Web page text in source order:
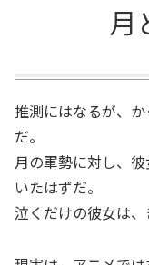
月
推測にはなるが、
だ。
月の軍勢に対し、
いたはずだ。
泣くだけの彼女は、